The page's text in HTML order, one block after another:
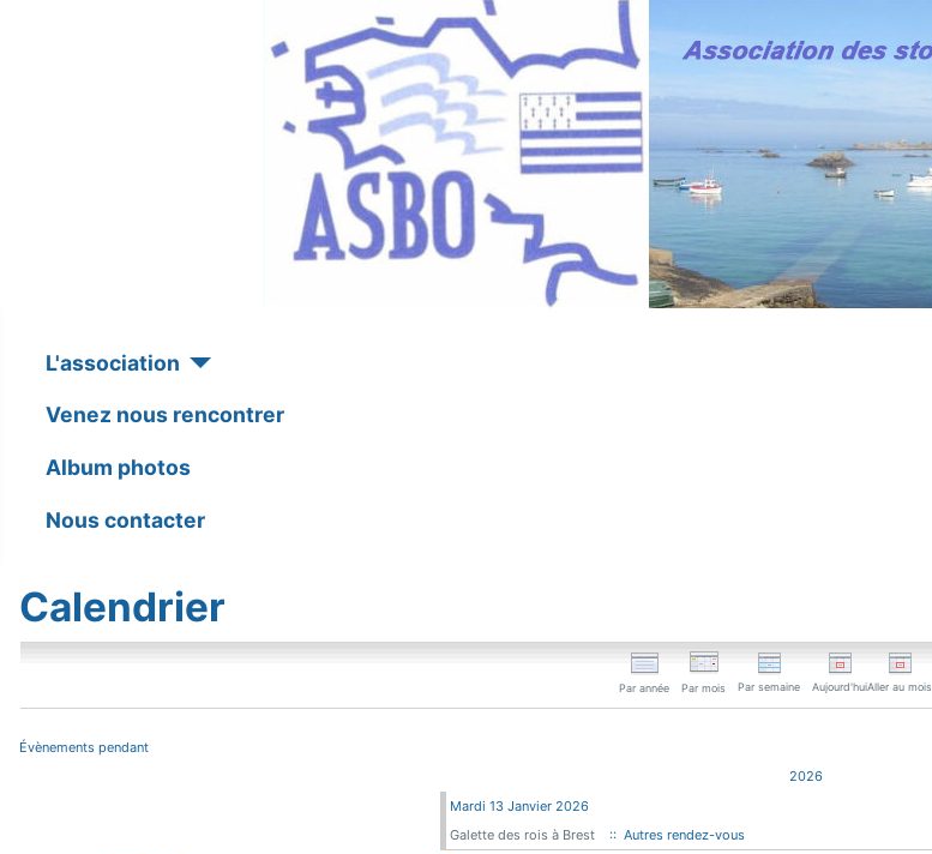
L'association
Venez nous rencontrer
Album photos
Nous contacter
Calendrier
Par année Par mois Par semaine Aujourd'huiAller au mois
Évènements pendant
2026
Mardi 13 Janvier 2026
Galette des rois à Brest
:: Autres rendez-vous